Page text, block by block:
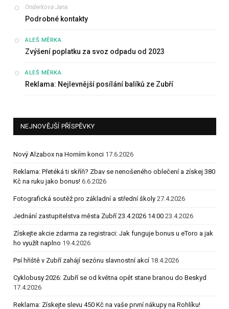
Onderkova Jana:
Podrobné kontakty
ALEŠ MĚRKA:
Zvýšení poplatku za svoz odpadu od 2023
ALEŠ MĚRKA:
Reklama: Nejlevnější posílání balíků ze Zubří
NEJNOVĚJŠÍ PŘÍSPĚVKY
Nový Alzabox na Horním konci 17.6.2026
Reklama: Přetéká ti skříň? Zbav se nenošeného oblečení a získej 380
Kč na ruku jako bonus! 6.6.2026
Fotografická soutěž pro základní a střední školy 27.4.2026
Jednání zastupitelstva města Zubří 23.4.2026 14:00 23.4.2026
Získejte akcie zdarma za registraci: Jak funguje bonus u eToro a jak
ho využít naplno 19.4.2026
Psí hřiště v Zubří zahájí sezónu slavnostní akcí 18.4.2026
Cyklobusy 2026: Zubří se od května opět stane branou do Beskyd
17.4.2026
Reklama: Získejte slevu 450 Kč na vaše první nákupy na Rohlíku!